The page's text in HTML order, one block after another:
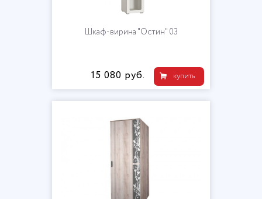
Шкаф-вирина "Остин" 03
купить
15 080 руб.